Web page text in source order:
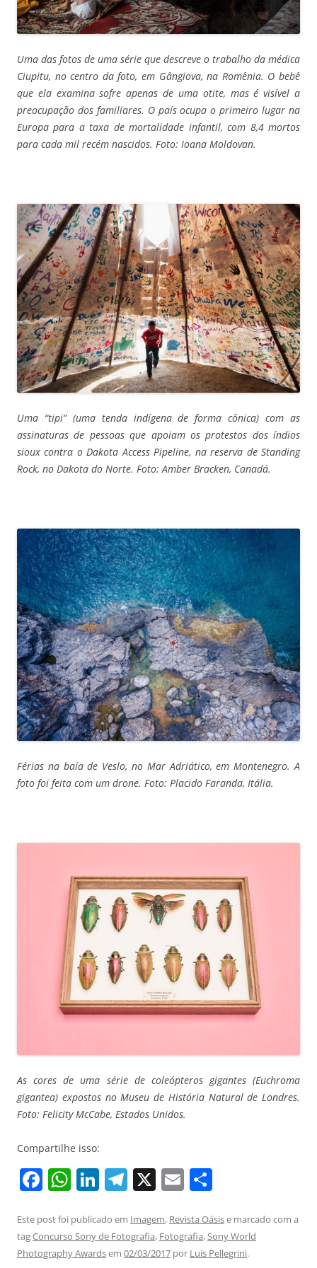
Uma das fotos de uma série que descreve o trabalho da médica
Ciupitu, no centro da foto, em Gângiova, na Romênia. O bebê
que ela examina sofre apenas de uma otite, mas é visível a
preocupação dos familiares. O país ocupa o primeiro lugar na
Europa para a taxa de mortalidade infantil, com 8,4 mortos
para cada mil recém nascidos. Foto: Ioana Moldovan.
Uma “tipi” (uma tenda indígena de forma cônica) com as
assinaturas de pessoas que apoiam os protestos dos índios
sioux contra o Dakota Access Pipeline, na reserva de Standing
Rock, no Dakota do Norte. Foto: Amber Bracken, Canadá.
Férias na baía de Veslo, no Mar Adriático, em Montenegro. A
foto foi feita com um drone. Foto: Placido Faranda, Itália.
As cores de uma série de coleópteros gigantes (Euchroma
gigantea) expostos no Museu de História Natural de Londres.
Foto: Felicity McCabe, Estados Unidos.
Compartilhe isso:
F
c
e
W
at
s
Li
k
e
T
e
gr
X E
ai
l
ar
e
Este post foi publicado em Imagem, Revista Oásise marcado com a
tagConcurso Sony de Fotografia, Fotografia,Sony World
Photography Awardsem 02/03/2017 por Luis Pellegrini.